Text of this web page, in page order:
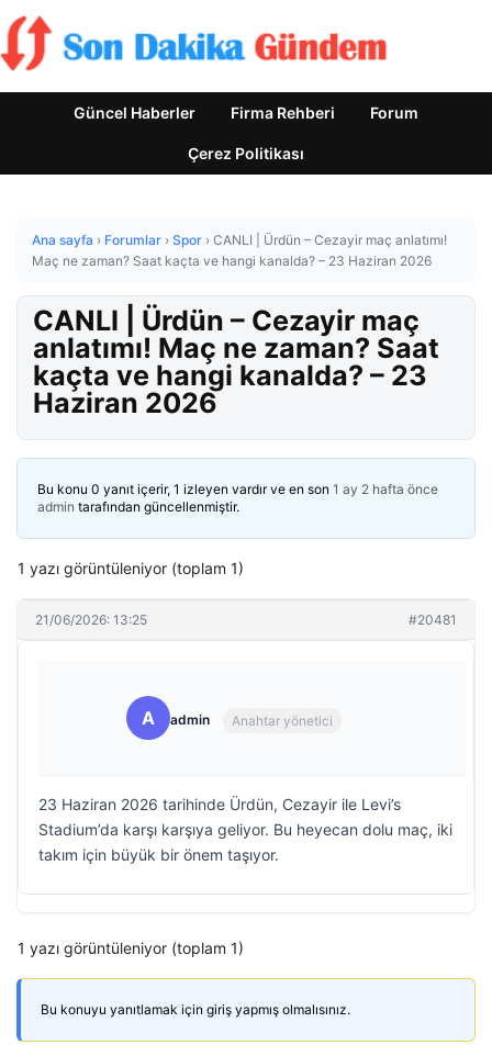
Güncel Haberler Firma Rehberi Forum
Çerez Politikası
Ana sayfa › Forumlar › Spor › CANLI | Ürdün – Cezayir maç anlatımı!
Maç ne zaman? Saat kaçta ve hangi kanalda? – 23 Haziran 2026
CANLI | Ürdün – Cezayir maç
anlatımı! Maç ne zaman? Saat
kaçta ve hangi kanalda? – 23
Haziran 2026
Bu konu 0 yanıt içerir, 1 izleyen vardır ve en son 1 ay 2 hafta önce
admin tarafından güncellenmiştir.
1 yazı görüntüleniyor (toplam 1)
21/06/2026: 13:25 #20481
A admin Anahtar yönetici
23 Haziran 2026 tarihinde Ürdün, Cezayir ile Levi’s
Stadium’da karşı karşıya geliyor. Bu heyecan dolu maç, iki
takım için büyük bir önem taşıyor.
1 yazı görüntüleniyor (toplam 1)
Bu konuyu yanıtlamak için giriş yapmış olmalısınız.